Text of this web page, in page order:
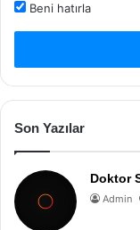
Beni hatırla
Son Yazılar
Doktor
Admin